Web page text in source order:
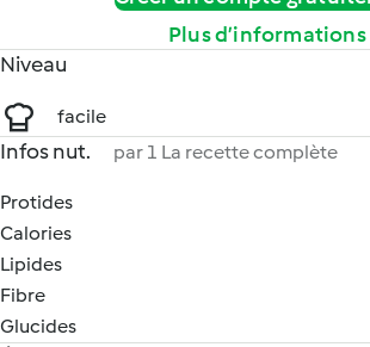
Plus d’informations
Niveau
facile
Infos nut. par 1 La recette complète
Protides
Calories
Lipides
Fibre
Glucides